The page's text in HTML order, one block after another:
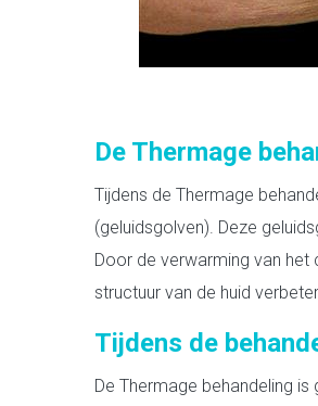
De Thermage
Tijdens de Thermage
(geluidsgolven). Deze
Door de verwarming van het
structuur van de huid
Tijdens de
De Thermage behandeling